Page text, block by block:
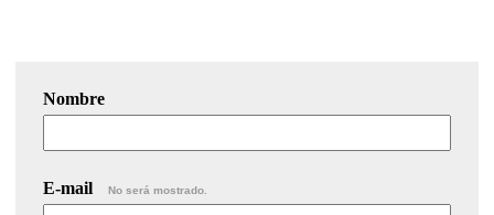
Nombre
E-mail No será mostrado.